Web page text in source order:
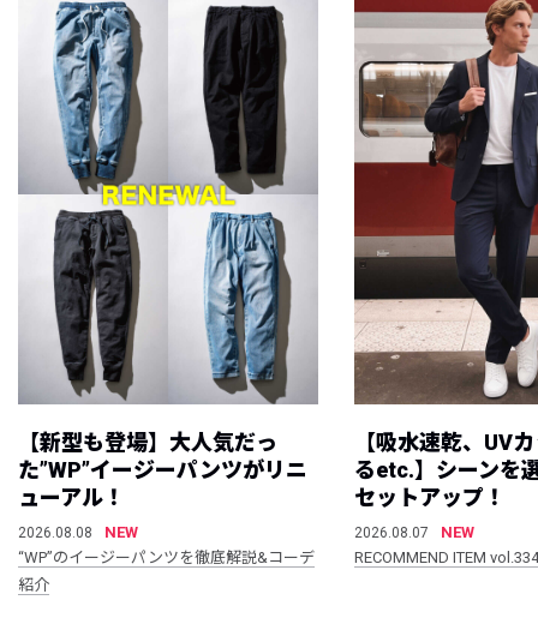
【新型も登場】大人気だっ
た”WP”イージーパンツがリニ
ューアル！
2026.08.08
NEW
“WP”のイージーパンツを徹底解説&コーデ
紹介
【吸水速乾、UV
るetc.】シーンを
セットアップ！
2026.08.07
NEW
RECOMMEND ITEM vol.334